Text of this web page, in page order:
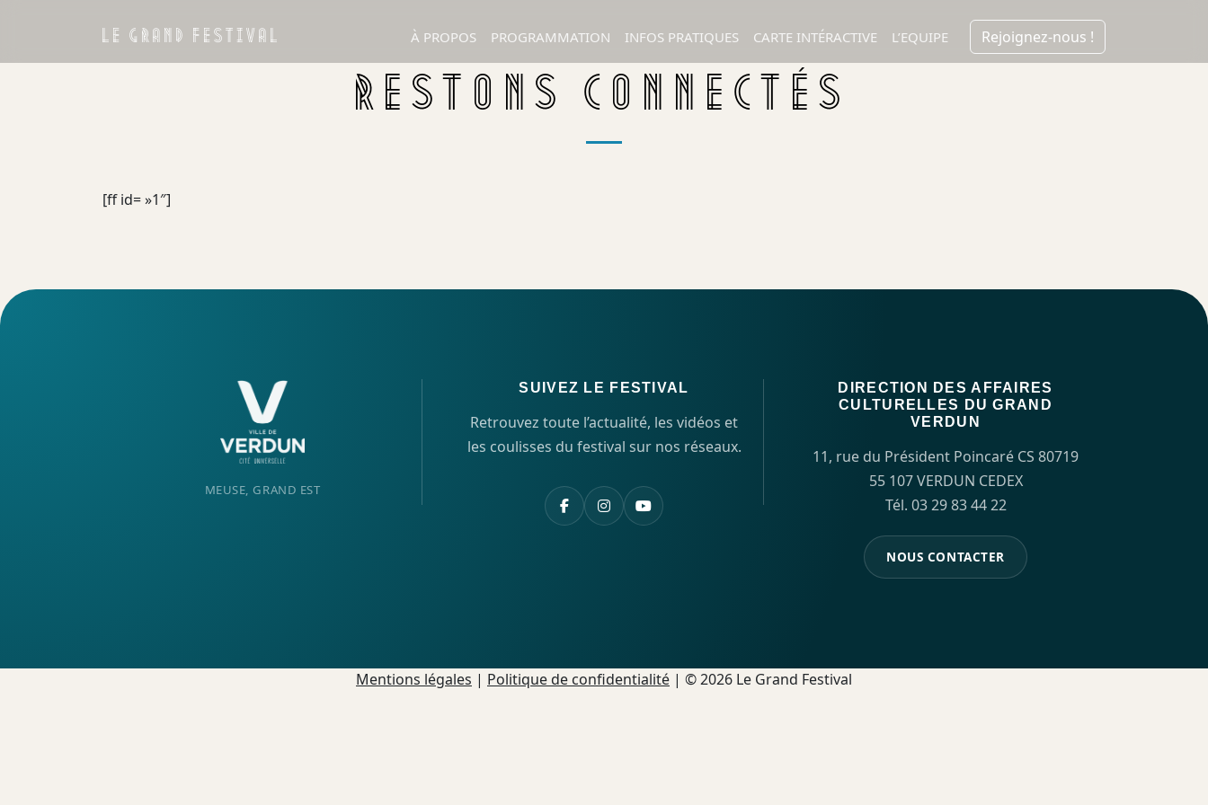
LE GRAND FESTIVAL À PROPOS PROGRAMMATION INFOS PRATIQUES CARTE INTÉRACTIVE L’EQUIPE Rejoignez-nous !
RESTONS CONNECTÉS
[ff id= »1″]
MEUSE, GRAND EST
SUIVEZ LE FESTIVAL
Retrouvez toute l’actualité, les vidéos et
les coulisses du festival sur nos réseaux.
DIRECTION DES AFFAIRES
CULTURELLES DU GRAND
VERDUN
11, rue du Président Poincaré CS 80719
55 107 VERDUN CEDEX
Tél. 03 29 83 44 22
NOUS CONTACTER
Mentions légales | Politique de confidentialité | © 2026 Le Grand Festival